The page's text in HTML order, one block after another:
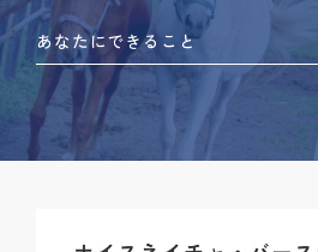
あなたにできること